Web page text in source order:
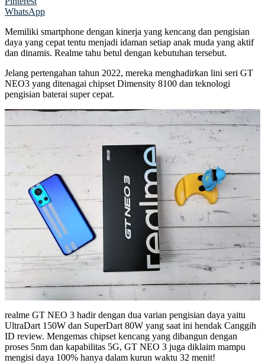
WhatsApp
Memiliki smartphone dengan kinerja yang kencang dan pengisian
daya yang cepat tentu menjadi idaman setiap anak muda yang aktif
dan dinamis. Realme tahu betul dengan kebutuhan tersebut.
Jelang pertengahan tahun 2022, mereka menghadirkan lini seri GT
NEO3 yang ditenagai chipset Dimensity 8100 dan teknologi
pengisian baterai super cepat.
realme GT NEO 3 hadir dengan dua varian pengisian daya yaitu
UltraDart 150W dan SuperDart 80W yang saat ini hendak Canggih
ID review. Mengemas chipset kencang yang dibangun dengan
proses 5nm dan kapabilitas 5G, GT NEO 3 juga diklaim mampu
mengisi daya 100% hanya dalam kurun waktu 32 menit!